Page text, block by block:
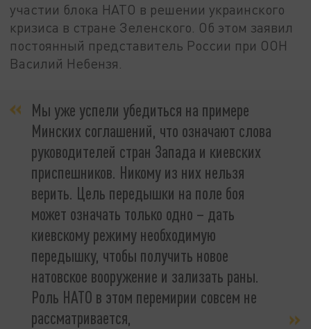
участии блока НАТО в решении украинского
кризиса в стране Зеленского. Об этом заявил
постоянный представитель России при ООН
Василий Небензя.
Мы уже успели убедиться на примере
Минских соглашений, что означают слова
руководителей стран Запада и киевских
приспешников. Никому из них нельзя
верить. Цель передышки на поле боя
может означать только одно – дать
киевскому режиму необходимую
передышку, чтобы получить новое
натовское вооружение и зализать раны.
Роль НАТО в этом перемирии совсем не
рассматривается,